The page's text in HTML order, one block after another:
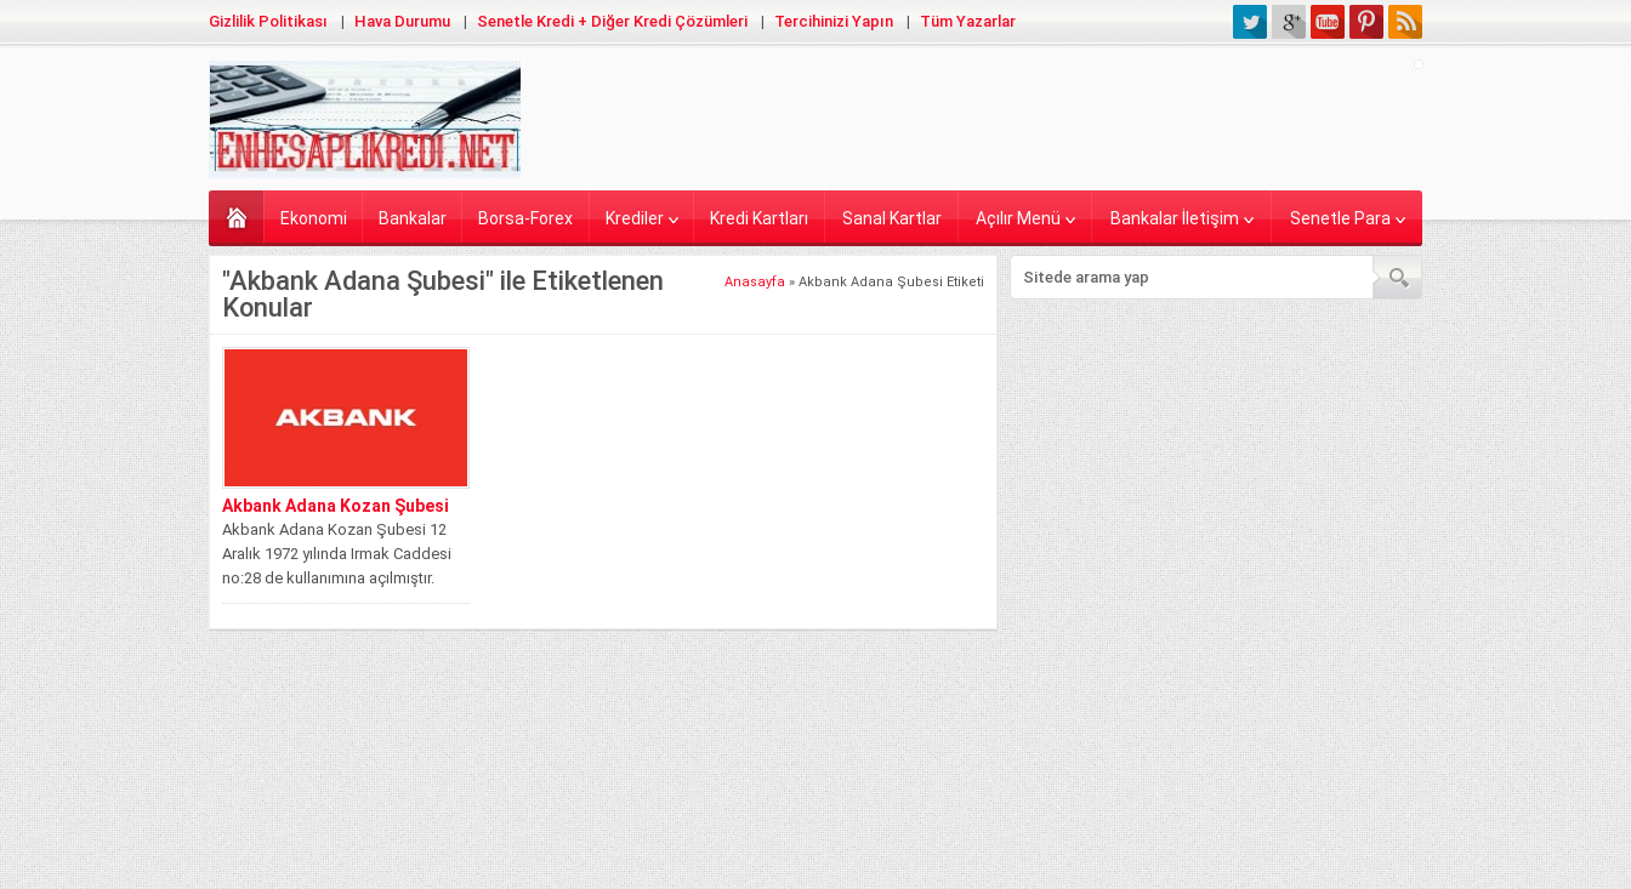
Gizlilik Politikası Hava Durumu Senetle Kredi + Diğer Kredi Çözümleri Tercihinizi Yapın Tüm Yazarlar
Ekonomi Bankalar Borsa-Forex Krediler Kredi Kartları Sanal Kartlar Açılır Menü Bankalar İletişim Senetle Para
Anasayfa » Akbank Adana Şubesi Etiketi
"Akbank Adana Şubesi" ile Etiketlenen
Konular
Akbank Adana Kozan Şubesi
Akbank Adana Kozan Şubesi 12
Aralık 1972 yılında Irmak Caddesi
no:28 de kullanımına açılmıştır.
Bankanın...